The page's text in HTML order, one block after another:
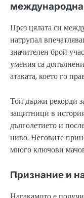
международна
През цялата си
натрупал
значителен брой
умения са
атаката, което го
Той държи рекорди
защитници в
дълголетието и
ниво. Неговите
много ключови
Признание и